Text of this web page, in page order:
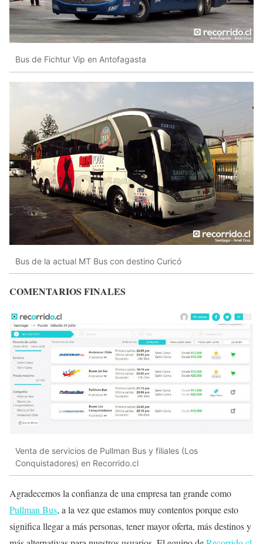
Bus de Fichtur Vip en Antofagasta
Bus de la actual MT Bus con destino Curicó
COMENTARIOS FINALES
Venta de servicios de Pullman Bus y filiales (Los
Conquistadores) en Recorrido.cl
Agradecemos la confianza de una empresa tan grande como
Pullman Bus, a la vez que estamos muy contentos porque esto
significa llegar a más personas, tener mayor oferta, más destinos y